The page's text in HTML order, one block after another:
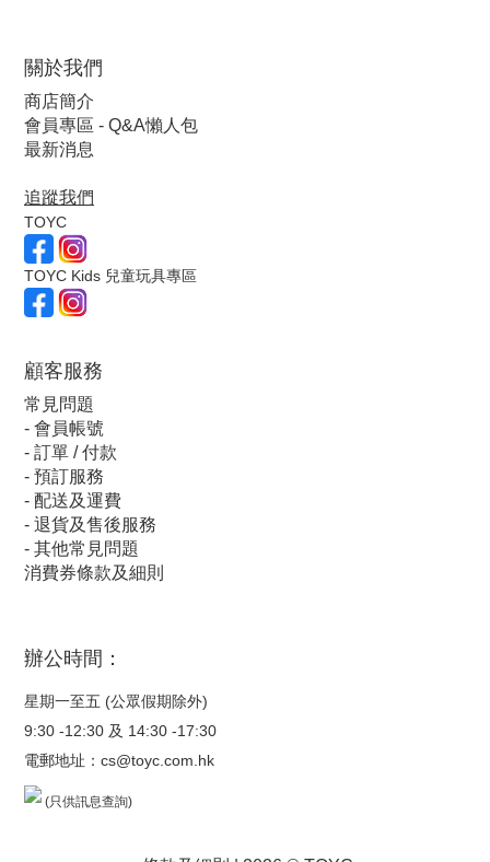
關於我們
商店簡介
會員專區 - Q&A懶人包
最新消息
追蹤我們
TOYC
TOYC Kids 兒童玩具專區
顧客服務
常見問題
- 會員帳號
- 訂單 / 付款
- 預訂服務
- 配送及運費
- 退貨及售後服務
- 其他常見問題
消費券條款及細則
辦公時間：
星期一至五 (公眾假期除外)
9:30 -12:30 及 14:30 -17:30
電郵地址： cs@toyc.com.hk
(只供訊息查詢)